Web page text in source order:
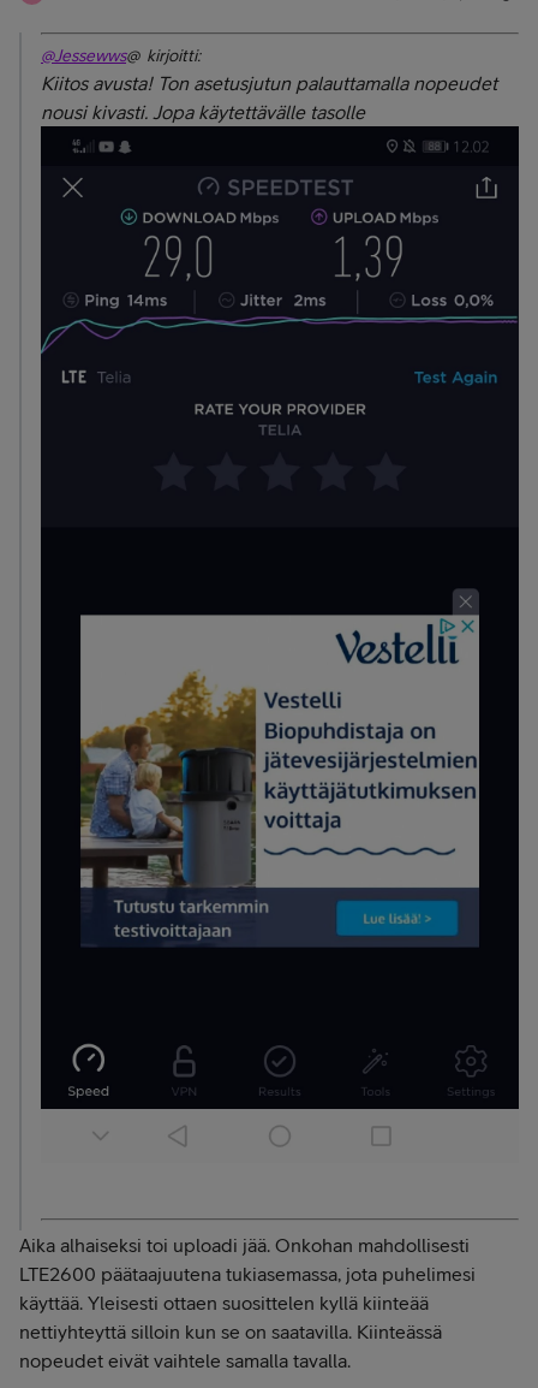
@Jessewws@ kirjoitti:
Kiitos avusta! Ton asetusjutun palauttamalla nopeudet
nousi kivasti. Jopa käytettävälle tasolle
Aika alhaiseksi toi uploadi jää. Onkohan mahdollisesti
LTE2600 päätaajuutena tukiasemassa, jota puhelimesi
käyttää. Yleisesti ottaen suosittelen kyllä kiinteää
nettiyhteyttä silloin kun se on saatavilla. Kiinteässä
nopeudet eivät vaihtele samalla tavalla.